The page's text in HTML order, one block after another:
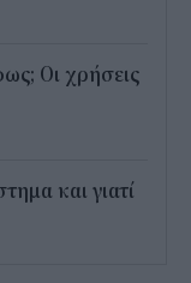
Οι χρήσεις
και γιατί